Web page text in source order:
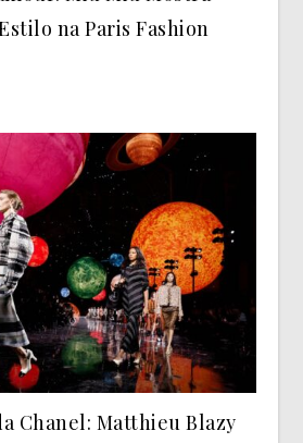
na Paris Fashion
Chanel: Matthieu Blazy